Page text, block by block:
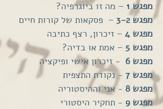
מפגש 1 – מה זו ביוגרפיה?
מפגש 3-2
– פסקאות של קורות חיים
מפגש 4
– זיכרון, רצף כתיבה
מפגש 5
– אמת או בדיה?
מפגש 6
- זיכרון אישי ופיקציה
מפגש 7
- נקודת התצפית
מפגש 8
- אני וההיסטוריה
מפגש 9
- תחקיר היסטורי